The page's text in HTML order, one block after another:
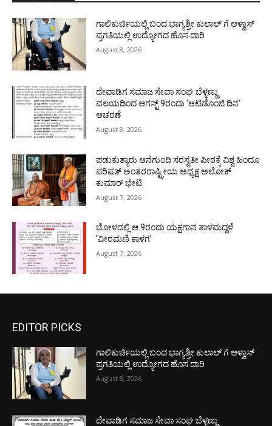
ಗಾಲಿಕುರ್ಚಿಯಲ್ಲಿ ಬಂದ ಭಾಗ್ಯಶ್ರೀ ಕುಲಾಲ್ ಗೆ ಆಳ್ವಾಸ್
ಪ್ರಗತಿಯಲ್ಲಿ ಉದ್ಯೋಗದ ಹೊಸ ದಾರಿ
August 8, 2026
ದೇವಾಡಿಗ ಸಮಾಜ ಸೇವಾ ಸಂಘ ಬೆಳ್ಳಣ್ಣು
ವಲಯದಿಂದ ಆಗಸ್ಟ್ 9ರಂದು ‘ಆಟಿಡೊಂಜಿ ದಿನ’
ಆಚರಣೆ
August 8, 2026
ಪಡುಕುತ್ಯಾರು ಆನೆಗುಂದಿ ಸರಸ್ವತೀ ಪೀಠಕ್ಕೆ ವಿಶ್ವ ಹಿಂದೂ
ಪರಿಷತ್ ಅಂತರರಾಷ್ಟ್ರೀಯ ಅಧ್ಯಕ್ಷ ಅಲೋಕ್
ಕುಮಾರ್ ಭೇಟಿ
August 7, 2026
ಬೋಳದಲ್ಲಿ ಆ.9ರಂದು ಯಕ್ಷಗಾನ ತಾಳಮದ್ದಳೆ
‘ವೀರಮಣಿ ಕಾಳಗ’
August 7, 2026
EDITOR PICKS
ಗಾಲಿಕುರ್ಚಿಯಲ್ಲಿ ಬಂದ ಭಾಗ್ಯಶ್ರೀ ಕುಲಾಲ್ ಗೆ ಆಳ್ವಾಸ್
ಪ್ರಗತಿಯಲ್ಲಿ ಉದ್ಯೋಗದ ಹೊಸ ದಾರಿ
August 8, 2026
ದೇವಾಡಿಗ ಸಮಾಜ ಸೇವಾ ಸಂಘ ಬೆಳ್ಳಣ್ಣು